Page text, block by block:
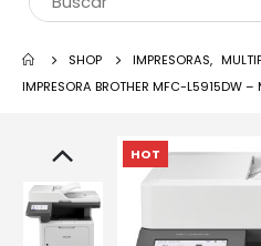
SHOP IMPRESORAS,
IMPRESORA BROTHER MFC-L5915DW
HOT